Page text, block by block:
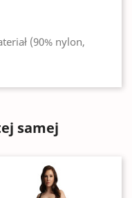
(90% nylon,
samej